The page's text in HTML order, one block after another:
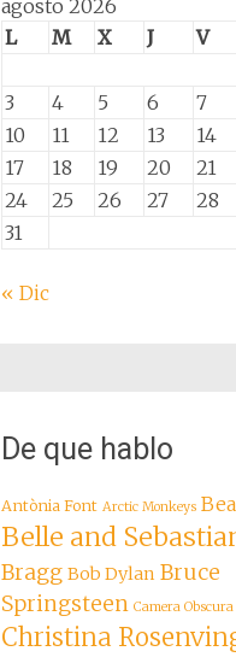
agosto 2026
L
M X J V
3
4 5 6 7
10
11 12 13 14
17
18 19 20 21
24
25 26 27 28
31
« Dic
De que hablo
Antònia Font Arctic Monkeys
Belle and
Bragg Bob Dylan Bruce
Springsteen Camera Obscura
Christina